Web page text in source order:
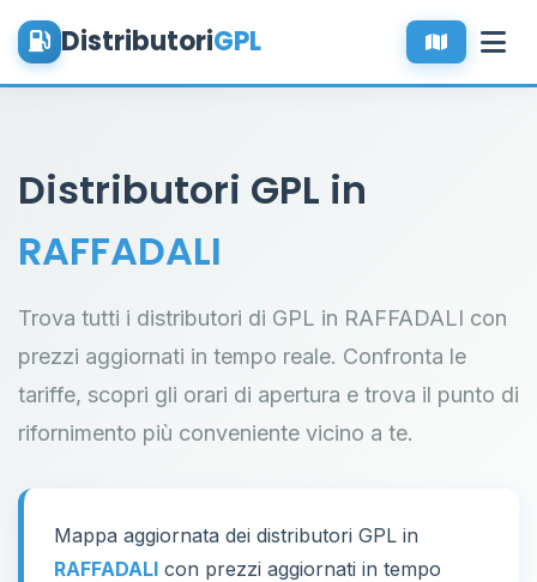
DistributoriGPL
Distributori GPL in
RAFFADALI
Trova tutti i distributori di GPL in RAFFADALI con
prezzi aggiornati in tempo reale. Confronta le
tariffe, scopri gli orari di apertura e trova il punto di
rifornimento più conveniente vicino a te.
Mappa aggiornata dei distributori GPL in
RAFFADALI con prezzi aggiornati in tempo